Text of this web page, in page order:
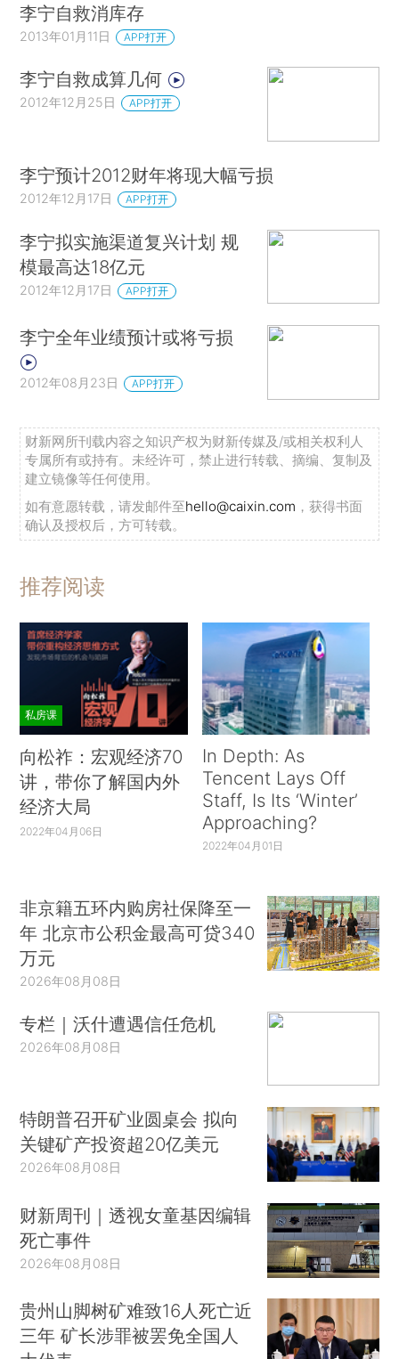
李宁自救消库存
2013年01月11日 APP打开
李宁自救成算几何
2012年12月25日 APP打开
李宁预计2012财年将现大幅亏损
2012年12月17日 APP打开
李宁拟实施渠道复兴计划 规
模最高达18亿元
2012年12月17日 APP打开
李宁全年业绩预计或将亏损
2012年08月23日 APP打开
财新网所刊载内容之知识产权为财新传媒及/或相关权利人
专属所有或持有。未经许可，禁止进行转载、摘编、复制及
建立镜像等任何使用。
如有意愿转载，请发邮件至hello@caixin.com ，获得书面
确认及授权后，方可转载。
推荐阅读
私房课
向松祚：宏观经济70
讲，带你了解国内外
经济大局
2022年04月06日
In Depth: As
Tencent Lays Off
Staff, Is Its ‘Winter’
Approaching?
2022年04月01日
非京籍五环内购房社保降至一
年 北京市公积金最高可贷340
万元
2026年08月08日
专栏｜沃什遭遇信任危机
2026年08月08日
特朗普召开矿业圆桌会 拟向
关键矿产投资超20亿美元
2026年08月08日
财新周刊｜透视女童基因编辑
死亡事件
2026年08月08日
贵州山脚树矿难致16人死亡近
三年 矿长涉罪被罢免全国人